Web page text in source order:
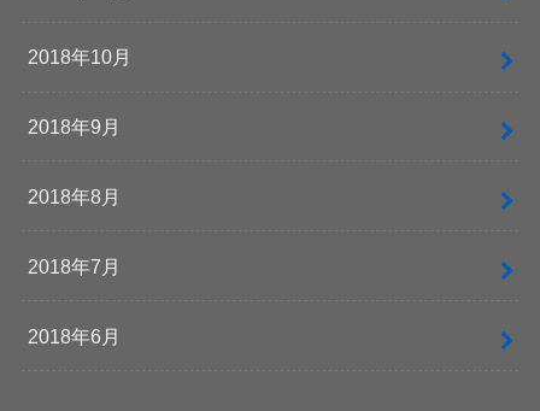
2018年10月
2018年9月
2018年8月
2018年7月
2018年6月